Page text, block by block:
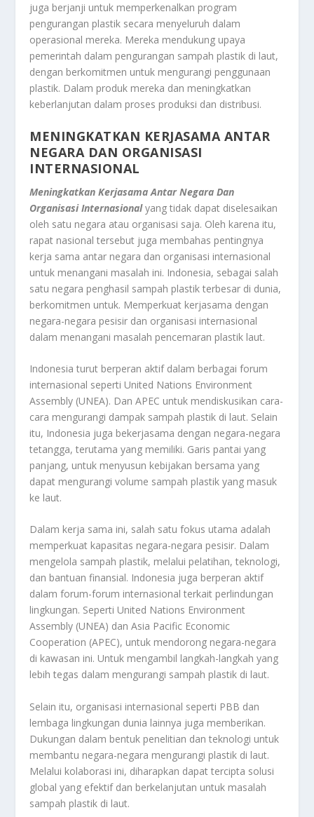
juga berjanji untuk memperkenalkan program
pengurangan plastik secara menyeluruh dalam
operasional mereka. Mereka mendukung upaya
pemerintah dalam pengurangan sampah plastik di laut,
dengan berkomitmen untuk mengurangi penggunaan
plastik. Dalam produk mereka dan meningkatkan
keberlanjutan dalam proses produksi dan distribusi.
MENINGKATKAN KERJASAMA ANTAR
NEGARA DAN ORGANISASI
INTERNASIONAL
Meningkatkan Kerjasama Antar Negara Dan
Organisasi Internasionalyang tidak dapat diselesaikan
oleh satu negara atau organisasi saja. Oleh karena itu,
rapat nasional tersebut juga membahas pentingnya
kerja sama antar negara dan organisasi internasional
untuk menangani masalah ini. Indonesia, sebagai salah
satu negara penghasil sampah plastik terbesar di dunia,
berkomitmen untuk. Memperkuat kerjasama dengan
negara-negara pesisir dan organisasi internasional
dalam menangani masalah pencemaran plastik laut.
Indonesia turut berperan aktif dalam berbagai forum
internasional seperti United Nations Environment
Assembly (UNEA). Dan APEC untuk mendiskusikan cara-
cara mengurangi dampak sampah plastik di laut. Selain
itu, Indonesia juga bekerjasama dengan negara-negara
tetangga, terutama yang memiliki. Garis pantai yang
panjang, untuk menyusun kebijakan bersama yang
dapat mengurangi volume sampah plastik yang masuk
ke laut.
Dalam kerja sama ini, salah satu fokus utama adalah
memperkuat kapasitas negara-negara pesisir. Dalam
mengelola sampah plastik, melalui pelatihan, teknologi,
dan bantuan finansial. Indonesia juga berperan aktif
dalam forum-forum internasional terkait perlindungan
lingkungan. Seperti United Nations Environment
Assembly (UNEA) dan Asia Pacific Economic
Cooperation (APEC), untuk mendorong negara-negara
di kawasan ini. Untuk mengambil langkah-langkah yang
lebih tegas dalam mengurangi sampah plastik di laut.
Selain itu, organisasi internasional seperti PBB dan
lembaga lingkungan dunia lainnya juga memberikan.
Dukungan dalam bentuk penelitian dan teknologi untuk
membantu negara-negara mengurangi plastik di laut.
Melalui kolaborasi ini, diharapkan dapat tercipta solusi
global yang efektif dan berkelanjutan untuk masalah
sampah plastik di laut.